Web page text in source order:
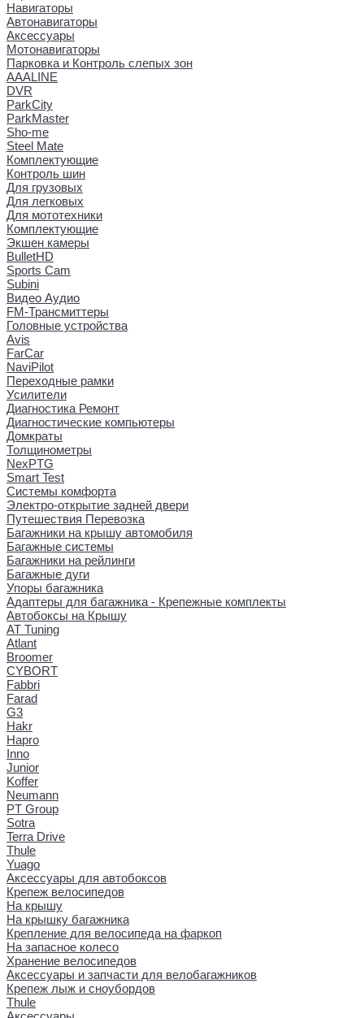
Навигаторы
Автонавигаторы
Аксессуары
Мотонавигаторы
Парковка и Контроль слепых зон
AAALINE
DVR
ParkCity
ParkMaster
Sho-me
Steel Mate
Комплектующие
Контроль шин
Для грузовых
Для легковых
Для мототехники
Комплектующие
Экшен камеры
BulletHD
Sports Cam
Subini
Видео Аудио
FM-Трансмиттеры
Головные устройства
Avis
FarCar
NaviPilot
Переходные рамки
Усилители
Диагностика Ремонт
Диагностические компьютеры
Домкраты
Толщинометры
NexPTG
Smart Test
Системы комфорта
Электро-открытие задней двери
Путешествия Перевозка
Багажники на крышу автомобиля
Багажные системы
Багажники на рейлинги
Багажные дуги
Упоры багажника
Адаптеры для багажника - Крепежные комплекты
Автобоксы на Крышу
AT Tuning
Atlant
Broomer
CYBORT
Fabbri
Farad
G3
Hakr
Hapro
Inno
Junior
Koffer
Neumann
PT Group
Sotra
Terra Drive
Thule
Yuago
Аксессуары для автобоксов
Крепеж велосипедов
На крышу
На крышку багажника
Крепление для велосипеда на фаркоп
На запасное колесо
Хранение велосипедов
Аксессуары и запчасти для велобагажников
Крепеж лыж и сноубордов
Thule